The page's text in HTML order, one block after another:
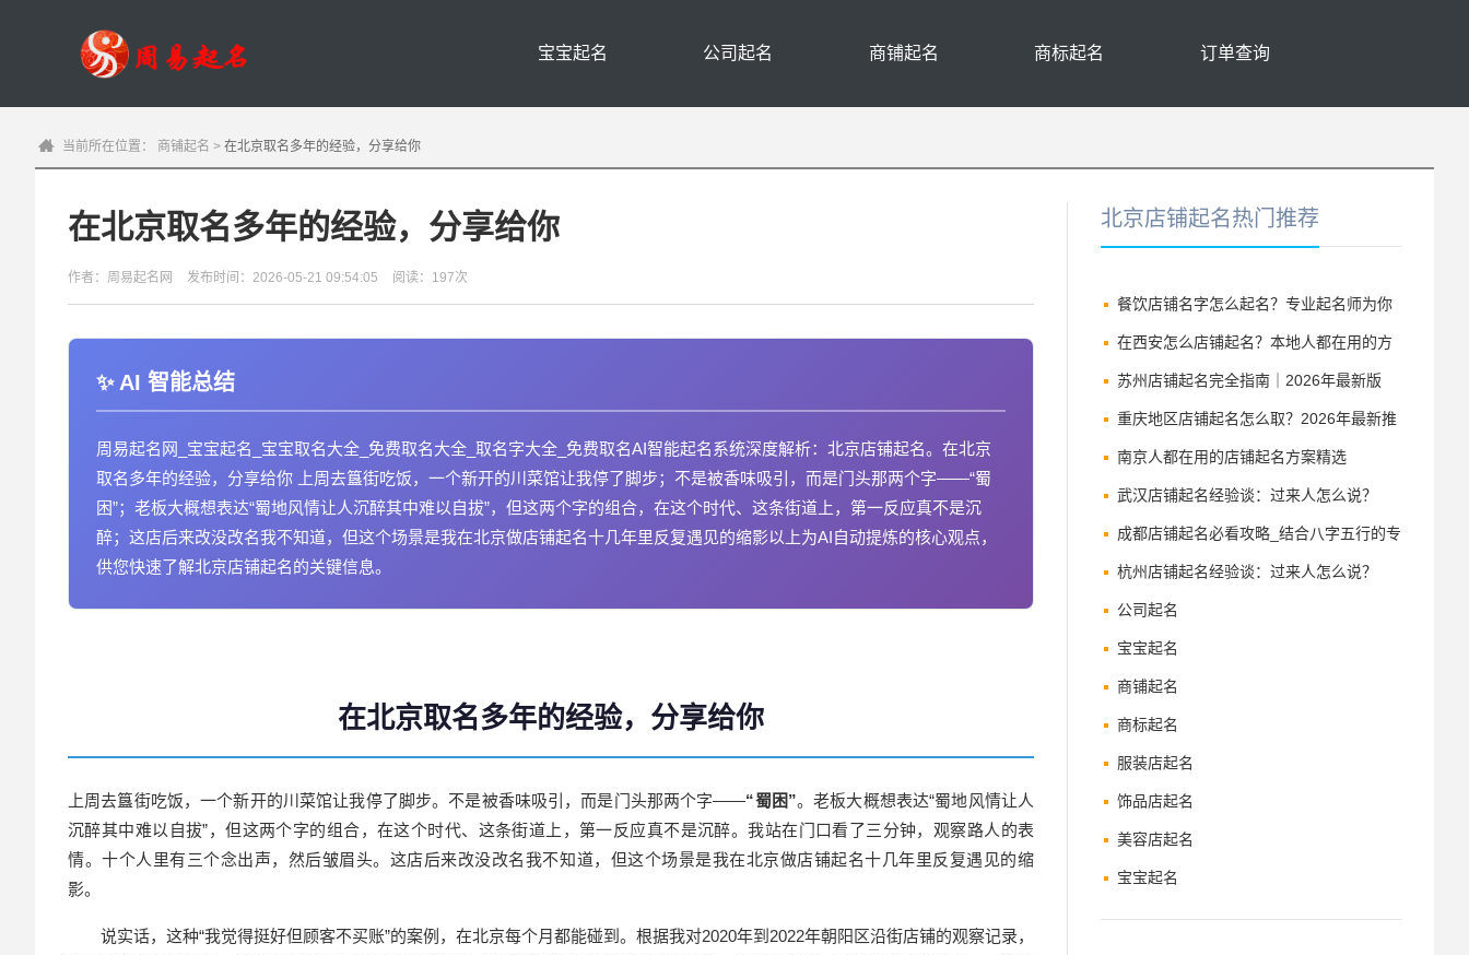
宝宝起名 公司起名 商铺起名 商标起名 订单查询
当前所在位置： 商铺起名 > 在北京取名多年的经验，分享给你
在北京取名多年的经验，分享给你
作者：周易起名网 发布时间：2026-05-21 09:54:05 阅读：197次
AI 智能总结
周易起名网_宝宝起名_宝宝取名大全_免费取名大全_取名字大全_免费取名AI智能起名系统深度解析：北京店铺起名。在北京
取名多年的经验，分享给你 上周去簋街吃饭，一个新开的川菜馆让我停了脚步；不是被香味吸引，而是门头那两个字——“蜀
困”；老板大概想表达“蜀地风情让人沉醉其中难以自拔”，但这两个字的组合，在这个时代、这条街道上，第一反应真不是沉
醉；这店后来改没改名我不知道，但这个场景是我在北京做店铺起名十几年里反复遇见的缩影以上为AI自动提炼的核心观点，
供您快速了解北京店铺起名的关键信息。
在北京取名多年的经验，分享给你
上周去簋街吃饭，一个新开的川菜馆让我停了脚步。不是被香味吸引，而是门头那两个字——“蜀困”。老板大概想表达“蜀地风情让人
沉醉其中难以自拔”，但这两个字的组合，在这个时代、这条街道上，第一反应真不是沉醉。我站在门口看了三分钟，观察路人的表
情。十个人里有三个念出声，然后皱眉头。这店后来改没改名我不知道，但这个场景是我在北京做店铺起名十几年里反复遇见的缩
影。
说实话，这种“我觉得挺好但顾客不买账”的案例，在北京每个月都能碰到。根据我对2020年到2022年朝阳区沿街店铺的观察记录，
北京店铺起名热门推荐
餐饮店铺名字怎么起名？专业起名师为你
详解
在西安怎么店铺起名？本地人都在用的方
法
苏州店铺起名完全指南｜2026年最新版
重庆地区店铺起名怎么取？2026年最新推
荐与技巧
南京人都在用的店铺起名方案精选
武汉店铺起名经验谈：过来人怎么说？
成都店铺起名必看攻略_结合八字五行的专
业起名方案
杭州店铺起名经验谈：过来人怎么说？
公司起名
宝宝起名
商铺起名
商标起名
服装店起名
饰品店起名
美容店起名
宝宝起名